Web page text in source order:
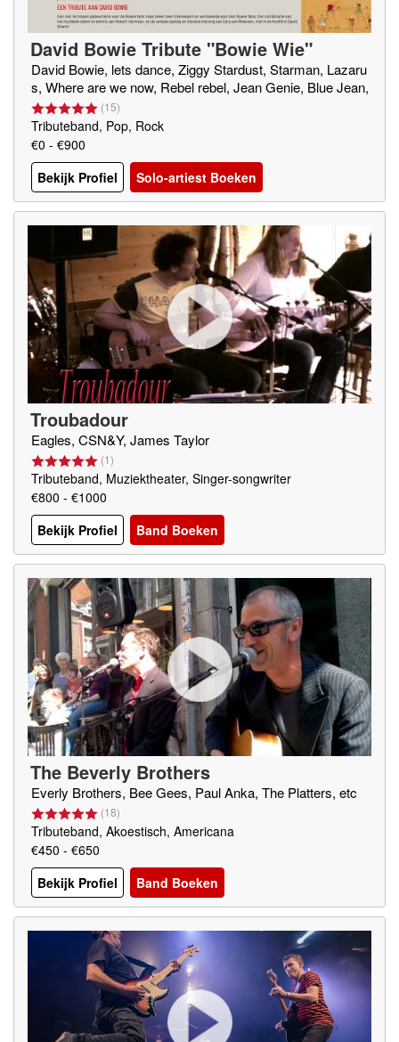
David Bowie Tribute "Bowie Wie"
David Bowie, lets dance, Ziggy Stardust, Starman, Lazaru
s, Where are we now, Rebel rebel, Jean Genie, Blue Jean,
(15)
Tributeband, Pop, Rock
€0 - €900
Bekijk Profiel
Solo-artiest Boeken
Troubadour
Eagles, CSN&Y, James Taylor
(1)
Tributeband, Muziektheater, Singer-songwriter
€800 - €1000
Bekijk Profiel
Band Boeken
The Beverly Brothers
Everly Brothers, Bee Gees, Paul Anka, The Platters, etc
(18)
Tributeband, Akoestisch, Americana
€450 - €650
Bekijk Profiel
Band Boeken